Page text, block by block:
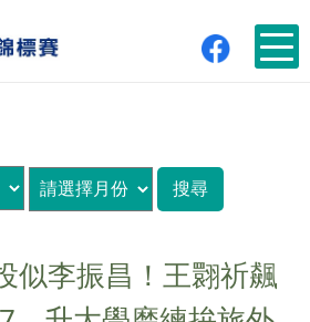
似李振昌！王翾祈飆